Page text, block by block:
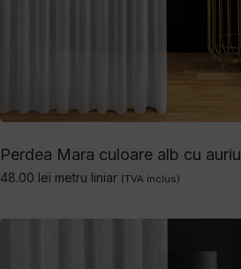
Perdea Mara culoare alb cu auriu
48.00 lei metru liniar (TVA inclus)